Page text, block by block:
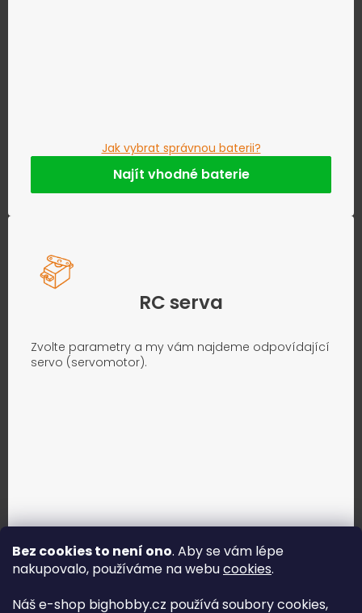
Bez cookies to není ono. Aby se vám lépe
nakupovalo, používáme na webucookies.
Náš e-shop bighobby.cz používá soubory cookies,
Jak vybrat správnou baterii?
Najít vhodné baterie
RC serva
Zvolte parametry a my vám najdeme odpovídající
servo (servomotor).
Jak vybrat správné servo?